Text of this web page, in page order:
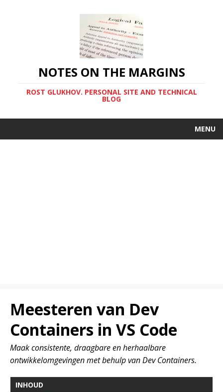
NOTES ON THE MARGINS
ROST GLUKHOV. PERSONAL SITE AND TECHNICAL
BLOG
MENU
Meesteren van Dev
Containers in VS Code
Maak consistente, draagbare en herhaalbare
ontwikkelomgevingen met behulp van Dev Containers.
INHOUD